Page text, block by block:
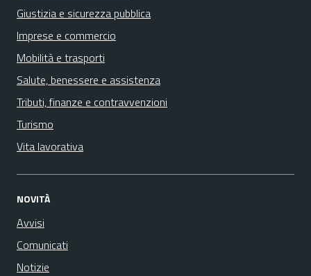
Giustizia e sicurezza pubblica
Imprese e commercio
Mobilità e trasporti
Salute, benessere e assistenza
Tributi, finanze e contravvenzioni
Turismo
Vita lavorativa
NOVITÀ
Avvisi
Comunicati
Notizie